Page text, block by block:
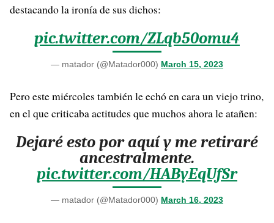
destacando la ironía de sus dichos:
pic.twitter.com/ZLqb50omu4
— matador (@Matador000) March 15, 2023
Pero este miércoles también le echó en cara un viejo trino,
en el que criticaba actitudes que muchos ahora le atañen:
Dejaré esto por aquí y me retiraré
ancestralmente.
pic.twitter.com/HAByEqUfSr
— matador (@Matador000) March 16, 2023